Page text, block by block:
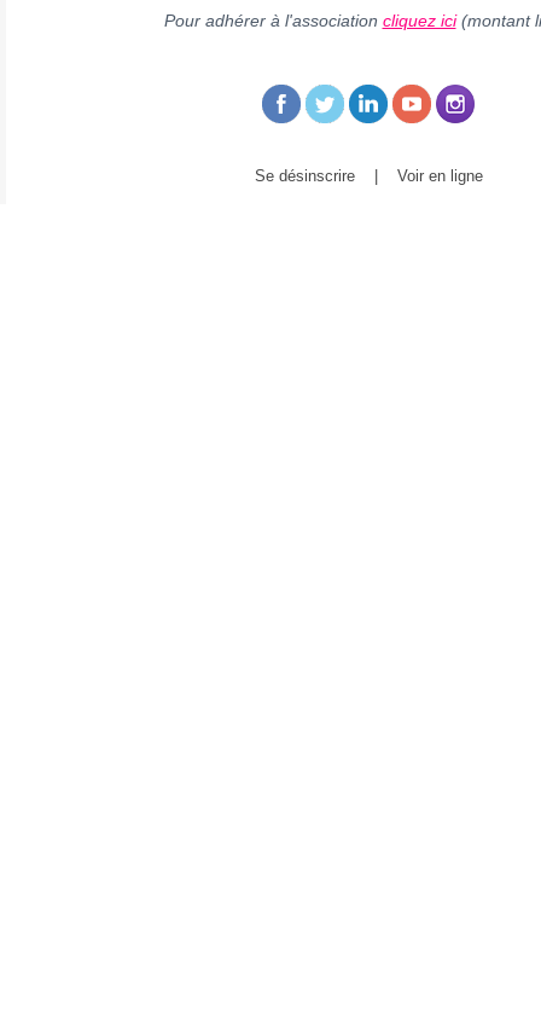
Pour adhérer à l'association cliquez ici(montant
Se désinscrire Voir en ligne